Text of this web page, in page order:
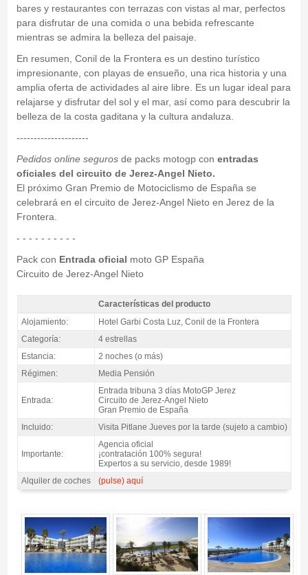
bares y restaurantes con terrazas con vistas al mar, perfectos
para disfrutar de una comida o una bebida refrescante
mientras se admira la belleza del paisaje.
En resumen, Conil de la Frontera es un destino turístico
impresionante, con playas de ensueño, una rica historia y una
amplia oferta de actividades al aire libre. Es un lugar ideal para
relajarse y disfrutar del sol y el mar, así como para descubrir la
belleza de la costa gaditana y la cultura andaluza.
---------------------
Pedidos online segurosde packs motogp con entradas
oficiales del circuito de Jerez-Angel Nieto.
El próximo Gran Premio de Motociclismo de España se
celebrará en el circuito de Jerez-Angel Nieto en Jerez de la
Frontera.
- - - - - - - - - -
Pack con Entrada oficial moto GP España
Circuito de Jerez-Angel Nieto
Pack MotoGP Jerez GP España, Hotel Garbi Costa Luz 4* / 2 noches m.p. -
Características del producto
Características del producto
Alojamiento:
Hotel Garbi Costa Luz, Conil de la Frontera
Categoría:
4 estrellas
Estancia:
2 noches (o más)
Régimen:
Media Pensión
Entrada:
Entrada tribuna 3 días MotoGP Jerez
Circuito de Jerez-Angel Nieto
Gran Premio de España
Incluido:
Visita Pitlane Jueves por la tarde (sujeto a cambio)
Importante:
Agencia oficial
¡contratación 100% segura!
Expertos a su servicio, desde 1989!
Alquiler de coches
(pulse) aquí
Gallery 4